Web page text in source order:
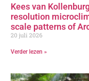
Kees van
resolution
scale patterns of
20 juli 2026
Verder lezen »